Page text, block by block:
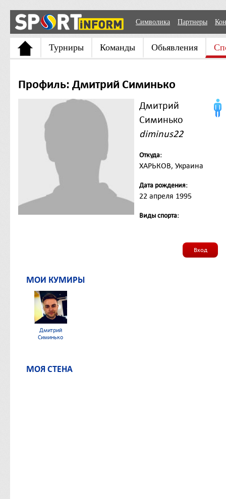
Символика Партнеры
Турниры Команды Обьявления
Профиль: Дмитрий Симинько
Дмитрий
Симинько
diminus22
Откуда:
ХАРЬКОВ, Украина
Дата рождения:
22 апреля 1995
Виды спорта:
Вход
МОИ КУМИРЫ
Дмитрий
Симинько
МОЯ СТЕНА